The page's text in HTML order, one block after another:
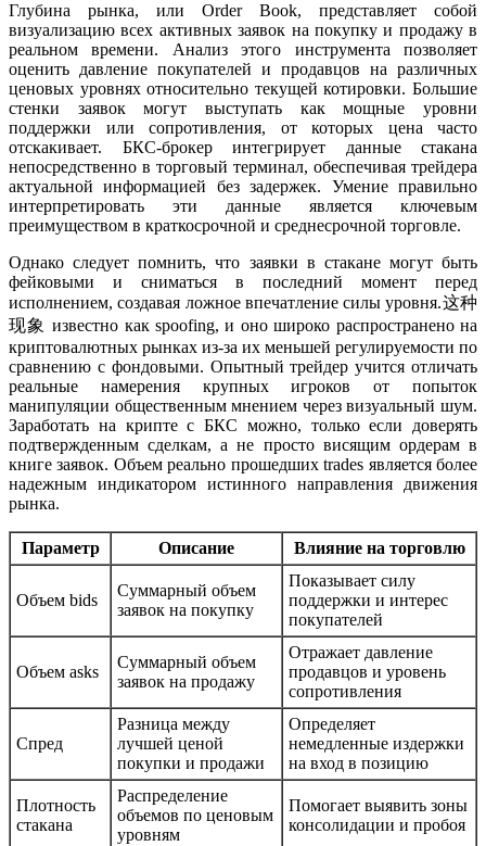
Глубина рынка, или Order Book, представляет собой
визуализацию всех активных заявок на покупку и продажу в
реальном времени. Анализ этого инструмента позволяет
оценить давление покупателей и продавцов на различных
ценовых уровнях относительно текущей котировки. Большие
стенки заявок могут выступать как мощные уровни
поддержки или сопротивления, от которых цена часто
отскакивает. БКС-брокер интегрирует данные стакана
непосредственно в торговый терминал, обеспечивая трейдера
актуальной информацией без задержек. Умение правильно
интерпретировать эти данные является ключевым
преимуществом в краткосрочной и среднесрочной торговле.
Однако следует помнить, что заявки в стакане могут быть
фейковыми и сниматься в последний момент перед
исполнением, создавая ложное впечатление силы уровня.这种
现象 известно как spoofing, и оно широко распространено на
криптовалютных рынках из-за их меньшей регулируемости по
сравнению с фондовыми. Опытный трейдер учится отличать
реальные намерения крупных игроков от попыток
манипуляции общественным мнением через визуальный шум.
Заработать на крипте с БКС можно, только если доверять
подтвержденным сделкам, а не просто висящим ордерам в
книге заявок. Объем реально прошедших trades является более
надежным индикатором истинного направления движения
рынка.
Параметр Описание Влияние на торговлю
Объем bids
Суммарный объем
заявок на покупку
Показывает силу
поддержки и интерес
покупателей
Объем asks
Суммарный объем
заявок на продажу
Отражает давление
продавцов и уровень
сопротивления
Спред
Разница между
лучшей ценой
покупки и продажи
Определяет
немедленные издержки
на вход в позицию
Плотность
стакана
Распределение
объемов по ценовым
уровням
Помогает выявить зоны
консолидации и пробоя